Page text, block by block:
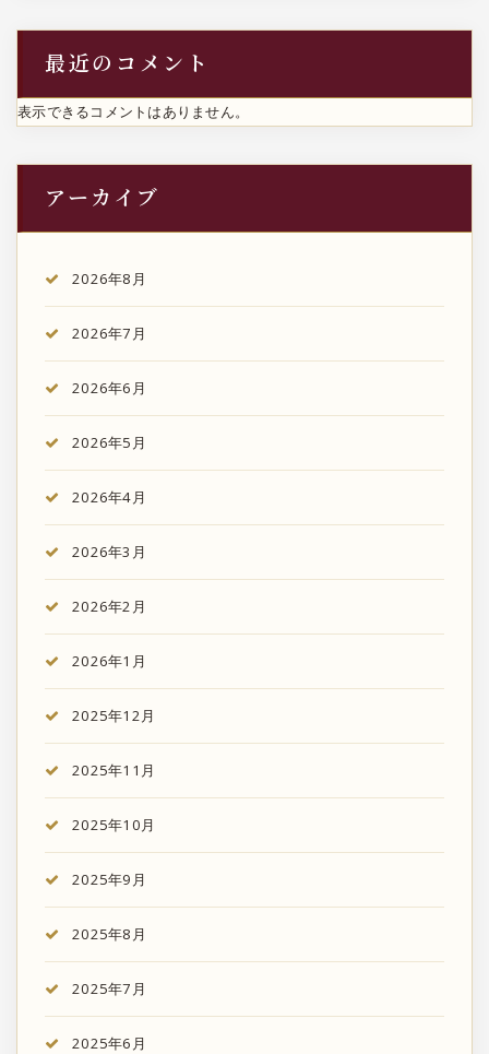
最近のコメント
表示できるコメントはありません。
アーカイブ
2026年8月
2026年7月
2026年6月
2026年5月
2026年4月
2026年3月
2026年2月
2026年1月
2025年12月
2025年11月
2025年10月
2025年9月
2025年8月
2025年7月
2025年6月